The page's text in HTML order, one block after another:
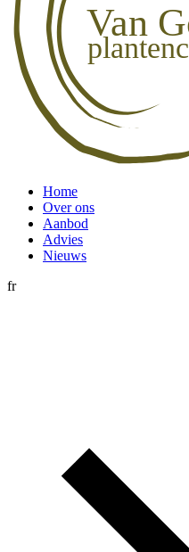
Van
Home
Over ons
Aanbod
Advies
Nieuws
fr